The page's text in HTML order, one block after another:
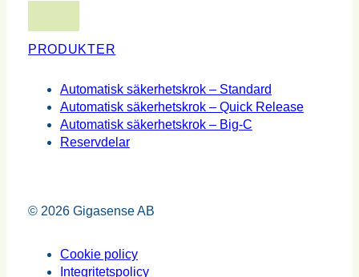
PRODUKTER
Automatisk säkerhetskrok – Standard
Automatisk säkerhetskrok – Quick Release
Automatisk säkerhetskrok – Big-C
Reservdelar
© 2026 Gigasense AB
Cookie policy
Integritetspolicy